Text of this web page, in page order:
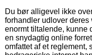
Du bør alligevel ikke
forhandler udlover deres
enormt tiltalende,
en snydagtig online
omfattet af et reglement,